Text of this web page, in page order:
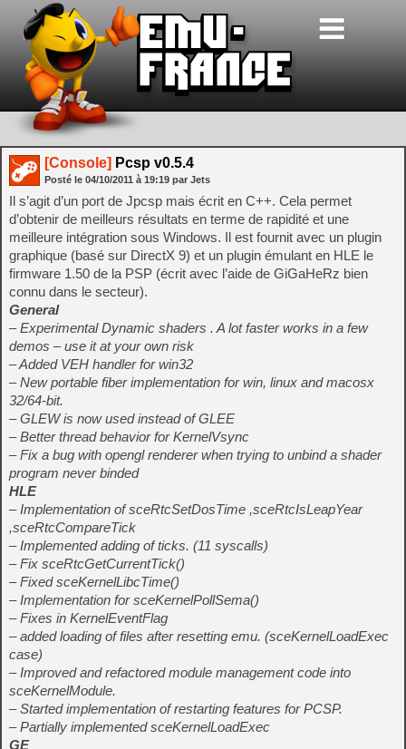
[Console] Pcsp v0.5.4
Posté le 04/10/2011 à 19:19 par Jets
Il s’agit d’un port de Jpcsp mais écrit en C++. Cela permet
d’obtenir de meilleurs résultats en terme de rapidité et une
meilleure intégration sous Windows. Il est fournit avec un plugin
graphique (basé sur DirectX 9) et un plugin émulant en HLE le
firmware 1.50 de la PSP (écrit avec l’aide de GiGaHeRz bien
connu dans le secteur).
General
– Experimental Dynamic shaders . A lot faster works in a few
demos – use it at your own risk
– Added VEH handler for win32
– New portable fiber implementation for win, linux and macosx
32/64-bit.
– GLEW is now used instead of GLEE
– Better thread behavior for KernelVsync
– Fix a bug with opengl renderer when trying to unbind a shader
program never binded
HLE
– Implementation of sceRtcSetDosTime ,sceRtcIsLeapYear
,sceRtcCompareTick
– Implemented adding of ticks. (11 syscalls)
– Fix sceRtcGetCurrentTick()
– Fixed sceKernelLibcTime()
– Implementation for sceKernelPollSema()
– Fixes in KernelEventFlag
– added loading of files after resetting emu. (sceKernelLoadExec
case)
– Improved and refactored module management code into
sceKernelModule.
– Started implementation of restarting features for PCSP.
– Partially implemented sceKernelLoadExec
GE